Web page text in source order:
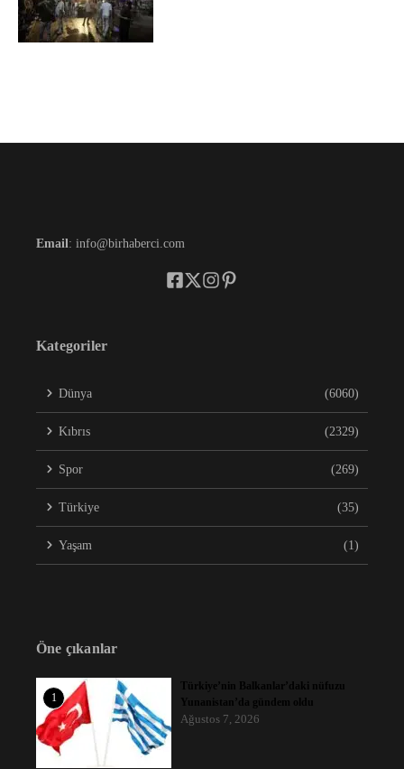
Email : info@birhaberci.com
Kategoriler
Dünya (6060)
Kıbrıs (2329)
Spor (269)
Türkiye (35)
Yaşam (1)
Öne çıkanlar
1
Türkiye’nin Balkanlar’daki nüfuzu
Yunanistan’da gündem oldu
Ağustos 7, 2026